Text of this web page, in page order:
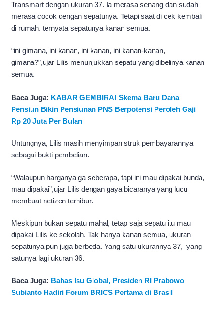
Transmart dengan ukuran 37. Ia merasa senang dan sudah
merasa cocok dengan sepatunya. Tetapi saat di cek kembali
di rumah, ternyata sepatunya kanan semua.
“ini gimana, ini kanan, ini kanan, ini kanan-kanan,
gimana?”,ujar Lilis menunjukkan sepatu yang dibelinya kanan
semua.
Baca Juga: KABAR GEMBIRA! Skema Baru Dana
Pensiun Bikin Pensiunan PNS Berpotensi Peroleh Gaji
Rp 20 Juta Per Bulan
Untungnya, Lilis masih menyimpan struk pembayarannya
sebagai bukti pembelian.
“Walaupun harganya ga seberapa, tapi ini mau dipakai bunda,
mau dipakai”,ujar Lilis dengan gaya bicaranya yang lucu
membuat netizen terhibur.
Meskipun bukan sepatu mahal, tetap saja sepatu itu mau
dipakai Lilis ke sekolah. Tak hanya kanan semua, ukuran
sepatunya pun juga berbeda. Yang satu ukurannya 37, yang
satunya lagi ukuran 36.
Baca Juga: Bahas Isu Global, Presiden RI Prabowo
Subianto Hadiri Forum BRICS Pertama di Brasil